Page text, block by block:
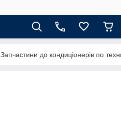
Запчастини до кондиціонерів по